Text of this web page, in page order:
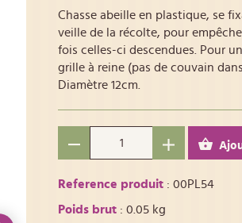
Chasse abeille en plastique, se
veille de la récolte, pour
fois celles-ci descendues. Pour
grille à reine (pas de couvain
Diamètre 12cm.
Reference produit : 00PL54
Poids brut : 0.05 kg